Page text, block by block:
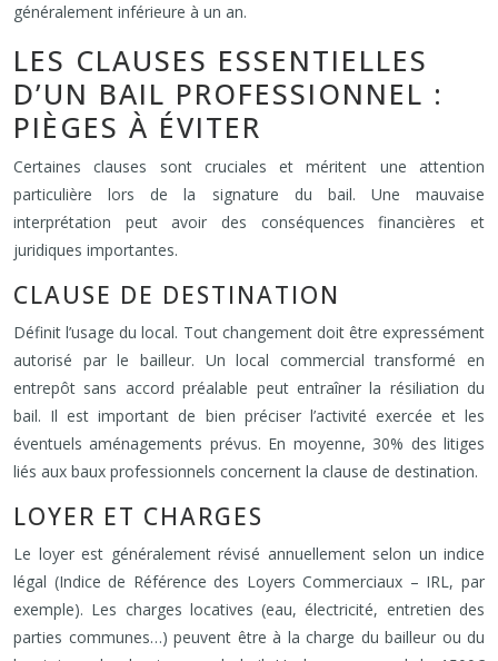
généralement inférieure à un an.
LES CLAUSES ESSENTIELLES
D’UN BAIL PROFESSIONNEL :
PIÈGES À ÉVITER
Certaines clauses sont cruciales et méritent une attention
particulière lors de la signature du bail. Une mauvaise
interprétation peut avoir des conséquences financières et
juridiques importantes.
CLAUSE DE DESTINATION
Définit l’usage du local. Tout changement doit être expressément
autorisé par le bailleur. Un local commercial transformé en
entrepôt sans accord préalable peut entraîner la résiliation du
bail. Il est important de bien préciser l’activité exercée et les
éventuels aménagements prévus. En moyenne, 30% des litiges
liés aux baux professionnels concernent la clause de destination.
LOYER ET CHARGES
Le loyer est généralement révisé annuellement selon un indice
légal (Indice de Référence des Loyers Commerciaux – IRL, par
exemple). Les charges locatives (eau, électricité, entretien des
parties communes…) peuvent être à la charge du bailleur ou du